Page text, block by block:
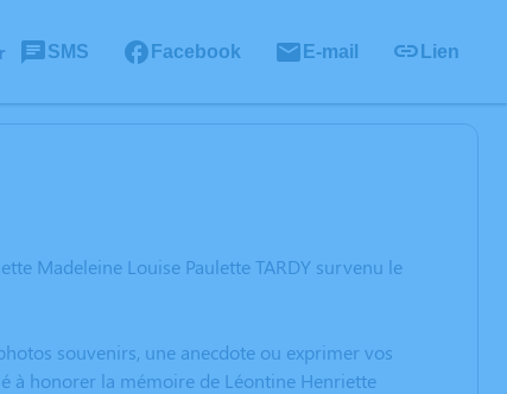
SMS Facebook E-mail Lien
Madeleine Louise Paulette TARDY survenu le
souvenirs, une anecdote ou exprimer vos
à honorer la mémoire de Léontine Henriette